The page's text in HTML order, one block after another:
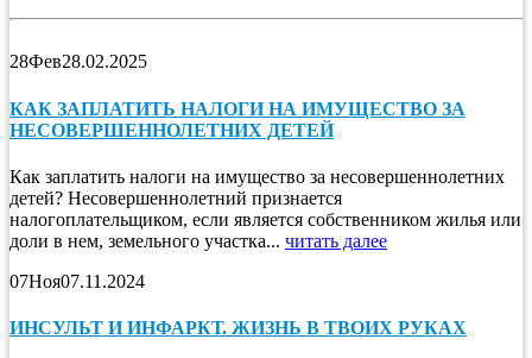
28Фев28.02.2025
КАК ЗАПЛАТИТЬ НАЛОГИ НА ИМУЩЕСТВО ЗА
НЕСОВЕРШЕННОЛЕТНИХ ДЕТЕЙ
Как заплатить налоги на имущество за несовершеннолетних
детей? Несовершеннолетний признается
налогоплательщиком, если является собственником жилья или
доли в нем, земельного участка... читать далее
07Ноя07.11.2024
ИНСУЛЬТ И ИНФАРКТ. ЖИЗНЬ В ТВОИХ РУКАХ